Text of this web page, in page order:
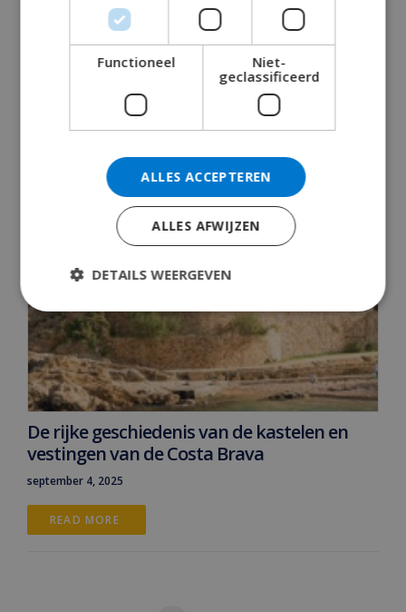
september 22, 2025
READ MORE
De rijke geschiedenis van de kastelen en
vestingen van de Costa Brava
september 4, 2025
READ MORE
Functioneel
Niet-
geclassificeerd
ALLES ACCEPTEREN
ALLES AFWIJZEN
DETAILS WEERGEVEN